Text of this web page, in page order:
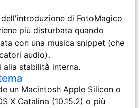
di FotoMagico
più disturbata quando
con una musica snippet (che
audio).
alla stabilità interna.
un Macintosh Apple Silicon o
X Catalina (10.15.2) o più